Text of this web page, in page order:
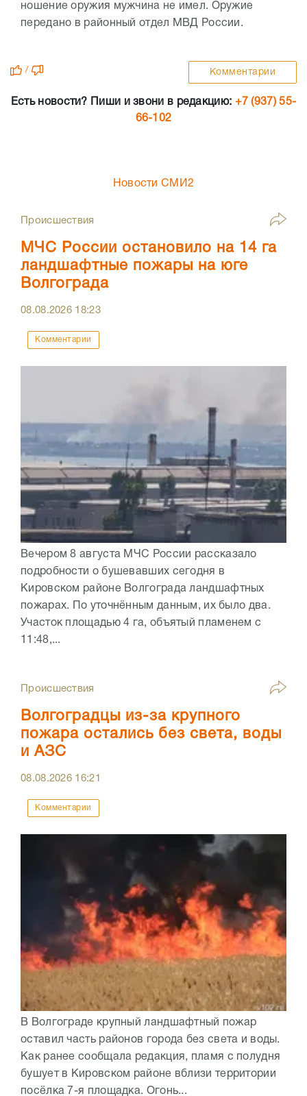
ношение оружия мужчина не имел. Оружие
передано в районный отдел МВД России.
/ Комментарии
Есть новости? Пиши и звони в редакцию: +7 (937) 55-
66-102
Новости СМИ2
Происшествия
МЧС России остановило на 14 га
ландшафтные пожары на юге
Волгограда
08.08.2026 18:23
Комментарии
Вечером 8 августа МЧС России рассказало
подробности о бушевавших сегодня в
Кировском районе Волгограда ландшафтных
пожарах. По уточнённым данным, их было два.
Участок площадью 4 га, объятый пламенем с
11:48,...
Происшествия
Волгоградцы из-за крупного
пожара остались без света, воды
и АЗС
08.08.2026 16:21
Комментарии
В Волгограде крупный ландшафтный пожар
оставил часть районов города без света и воды.
Как ранее сообщала редакция, пламя с полудня
бушует в Кировском районе вблизи территории
посёлка 7-я площадка. Огонь...